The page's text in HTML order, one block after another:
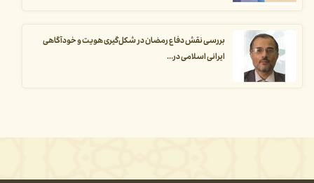
بررسی نقش دفاع رمضان در شکل‌گیری هویت و خودآگاهی
ایرانی اسلامی در...